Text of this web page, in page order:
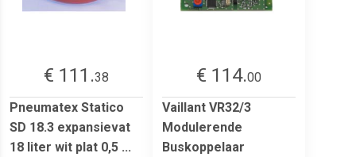
€ 111.38
Pneumatex Statico
SD 18.3 expansievat
18 liter wit plat 0,5 ...
€ 114.00
Vaillant VR32/3
Modulerende
Buskoppelaar